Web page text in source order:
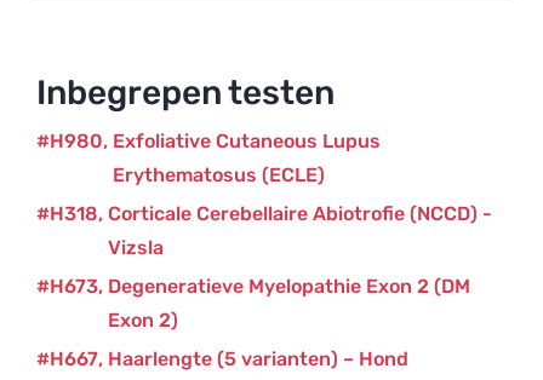
Inbegrepen testen
Exfoliative Cutaneous Lupus
Erythematosus (ECLE)
H980
Corticale Cerebellaire Abiotrofie (NCCD) -
Vizsla
H318
Degeneratieve Myelopathie Exon 2 (DM
Exon 2)
H673
Haarlengte (5 varianten) – Hond
H667